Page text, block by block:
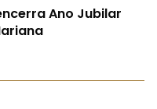
Ano Jubilar